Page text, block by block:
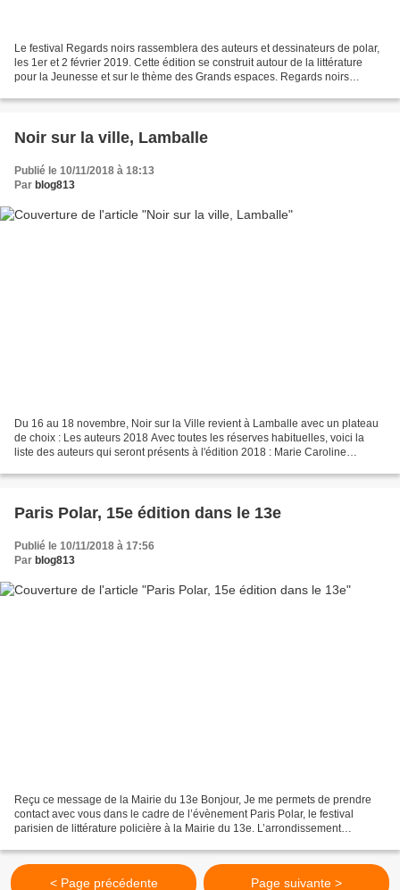
Le festival Regards noirs rassemblera des auteurs et dessinateurs de polar,
les 1er et 2 février 2019. Cette édition se construit autour de la littérature
pour la Jeunesse et sur le thème des Grands espaces. Regards noirs
Noir sur la ville, Lamballe
Publié le 10/11/2018 à 18:13
Par blog813
Du 16 au 18 novembre, Noir sur la Ville revient à Lamballe avec un plateau
de choix : Les auteurs 2018 Avec toutes les réserves habituelles, voici la
liste des auteurs qui seront présents à l'édition 2018 : Marie Caroline
Paris Polar, 15e édition dans le 13e
Publié le 10/11/2018 à 17:56
Par blog813
Reçu ce message de la Mairie du 13e Bonjour, Je me permets de prendre
contact avec vous dans le cadre de l’évènement Paris Polar, le festival
parisien de littérature policière à la Mairie du 13e. L’arrondissement
< Page précédente Page suivante >